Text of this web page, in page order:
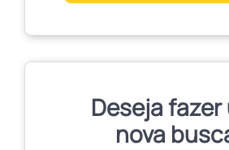
Deseja fazer
nova